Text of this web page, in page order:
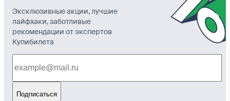
Эксклюзивные акции, лучшие
лайфхаки, заботливые
рекомендации от экспертов
Купибилета
Подписаться